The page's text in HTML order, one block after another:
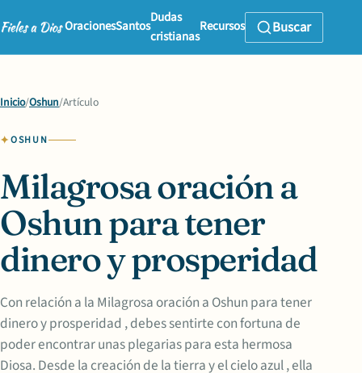
OracionesSantos
Dudas
cristianas
Recursos Buscar
Inicio/Oshun/Artículo
OSHUN
Milagrosa oración a
Oshun para tener
dinero y prosperidad
Con relación a la Milagrosa oración a Oshun para tener
dinero y prosperidad , debes sentirte con fortuna de
poder encontrar unas plegarias para esta hermosa
Diosa. Desde la creación de la tierra y el cielo azul , ella